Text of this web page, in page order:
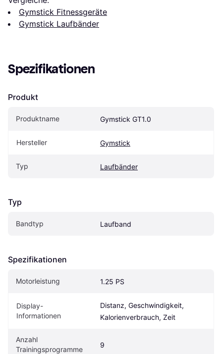
Gymstick Fitnessgeräte
Gymstick Laufbänder
Spezifikationen
Produkt
Produktname Gymstick GT1.0
Hersteller Gymstick
Typ Laufbänder
Typ
Bandtyp Laufband
Spezifikationen
Motorleistung 1.25 PS
Display-
Informationen
Distanz, Geschwindigkeit,
Kalorienverbrauch, Zeit
Anzahl
Trainingsprogramme
9